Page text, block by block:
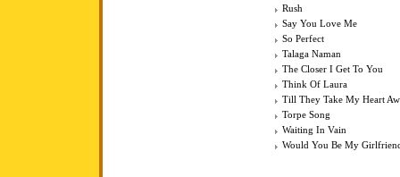
Rush
Say You Love Me
So Perfect
Talaga Naman
The Closer I Get To You
Think Of Laura
Till They Take My Heart
Torpe Song
Waiting In Vain
Would You Be My